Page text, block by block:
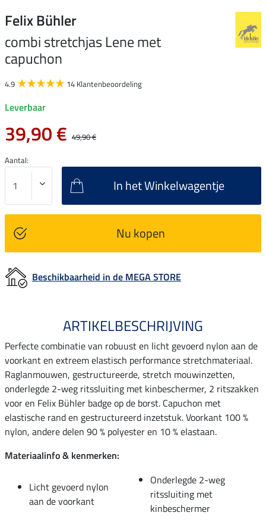
Felix Bühler
combi stretchjas Lene met
capuchon
4.9 14 Klantenbeoordeling
Leverbaar
39,90 € 49,90 €
Aantal:
In het Winkelwagentje
Nu kopen
Beschikbaarheid in de MEGA STORE
ARTIKELBESCHRIJVING
Perfecte combinatie van robuust en licht gevoerd nylon aan de
voorkant en extreem elastisch performance stretchmateriaal.
Raglanmouwen, gestructureerde, stretch mouwinzetten,
onderlegde 2-weg ritssluiting met kinbeschermer, 2 ritszakken
voor en Felix Bühler badge op de borst. Capuchon met
elastische rand en gestructureerd inzetstuk. Voorkant 100 %
nylon, andere delen 90 % polyester en 10 % elastaan.
Materiaalinfo & kenmerken:
Licht gevoerd nylon
aan de voorkant
Onderlegde 2-weg
ritssluiting met
kinbeschermer